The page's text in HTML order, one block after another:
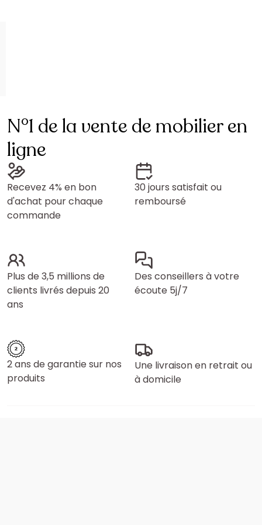
N°1 de la vente de mobilier en
ligne
Recevez 4% en bon
d'achat pour chaque
commande
30 jours satisfait ou
remboursé
Plus de 3,5 millions de
clients livrés depuis 20
ans
Des conseillers à votre
écoute 5j/7
2 ans de garantie sur nos
produits
Une livraison en retrait ou
à domicile